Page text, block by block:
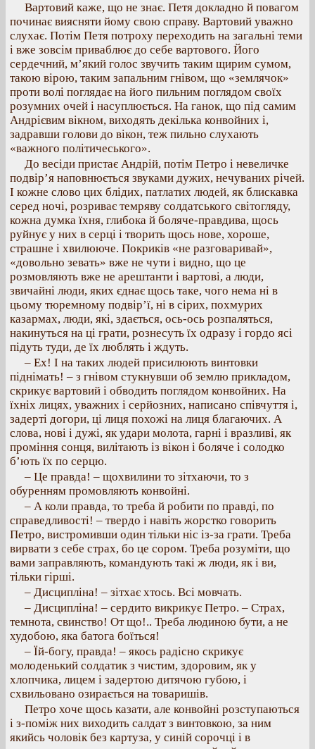
Вартовий каже, що не знає. Петя докладно й повагом
починає виясняти йому свою справу. Вартовий уважно
слухає. Потім Петя потроху переходить на загальні теми
і вже зовсім приваблює до себе вартового. Його
сердечний, м’який голос звучить таким щирим сумом,
такою вірою, таким запальним гнівом, що «землячок»
проти волі поглядає на його пильним поглядом своїх
розумних очей і насуплюється. На ганок, що під самим
Андрієвим вікном, виходять декілька конвойних і,
задравши голови до вікон, теж пильно слухають
«важного політичеського».
До весіди пристає Андрій, потім Петро і невеличке
подвір’я наповнюється звуками дужих, нечуваних річей.
І кожне слово цих блідих, патлатих людей, як блискавка
серед ночі, розриває темряву солдатського світогляду,
кожна думка їхня, глибока й боляче-правдива, щось
руйнує у них в серці і творить щось нове, хороше,
страшне і хвилююче. Покриків «не разговаривай»,
«довольно зевать» вже не чути і видно, що це
розмовляють вже не арештанти і вартові, а люди,
звичайні люди, яких єднає щось таке, чого нема ні в
цьому тюремному подвір’ї, ні в сірих, похмурих
казармах, люди, які, здається, ось-ось розпаляться,
накинуться на ці грати, рознесуть їх одразу і гордо ясі
підуть туди, де їх люблять і ждуть.
– Ех! І на таких людей присилюють винтовки
піднімать! – з гнівом стукнувши об землю прикладом,
скрикує вартовий і обводить поглядом конвойних. На
їхніх лицях, уважних і серйозних, написано співчуття і,
задерті догори, ці лиця похожі на лиця благаючих. А
слова, нові і дужі, як удари молота, гарні і вразливі, як
проміння сонця, вилітають із вікон і боляче і солодко
б’ють їх по серцю.
– Це правда! – щохвилини то зітхаючи, то з
обуренням промовляють конвойні.
– А коли правда, то треба й робити по правді, по
справедливості! – твердо і навіть жорстко говорить
Петро, вистромивши один тільки ніс із-за грати. Треба
вирвати з себе страх, бо це сором. Треба розуміти, що
вами заправляють, командують такі ж люди, як і ви,
тільки гірші.
– Дисципліна! – зітхає хтось. Всі мовчать.
– Дисципліна! – сердито викрикує Петро. – Страх,
темнота, свинство! От що!.. Треба людиною бути, а не
худобою, яка батога боїться!
– Їй-богу, правда! – якось радісно скрикує
молоденький солдатик з чистим, здоровим, як у
хлопчика, лицем і задертою дитячою губою, і
схвильовано озирається на товаришів.
Петро хоче щось казати, але конвойні розступаються
і з-поміж них виходить салдат з винтовкою, за ним
якийсь чоловік без картуза, у синій сорочці і в